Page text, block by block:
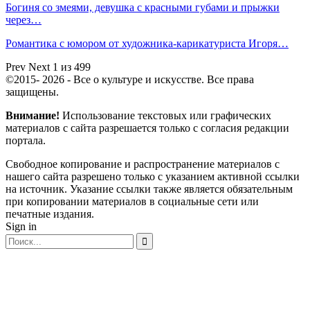
Богиня со змеями, девушка с красными губами и прыжки
через…
Романтика с юмором от художника-карикатуриста Игоря…
Prev Next 1 из 499
©2015- 2026 - Все о культуре и искусстве. Все права
защищены.
Внимание! Использование текстовых или графических
материалов с сайта разрешается только c согласия редакции
портала.
Свободное копирование и распространение материалов с
нашего сайта разрешено только с указанием активной ссылки
на источник. Указание ссылки также является обязательным
при копировании материалов в социальные сети или
печатные издания.
Sign in